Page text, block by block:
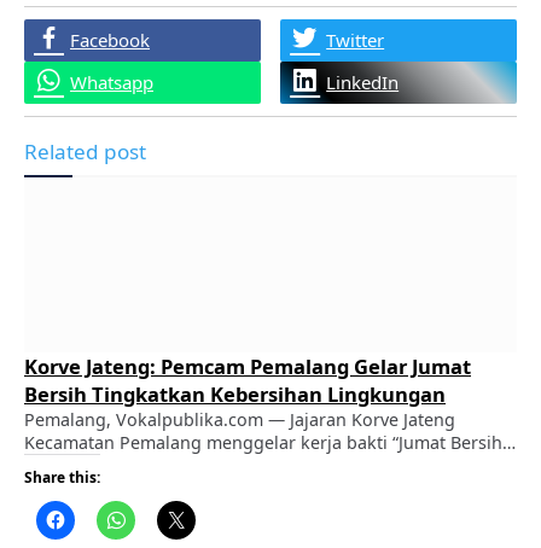
Facebook
Twitter
Whatsapp
LinkedIn
Related post
Korve Jateng: Pemcam Pemalang Gelar Jumat
Bersih Tingkatkan Kebersihan Lingkungan
Pemalang, Vokalpublika.com — Jajaran Korve Jateng
Kecamatan Pemalang menggelar kerja bakti “Jumat Bersih”
di wilayah Kecamatan Pemalang, Jumat (7/8/2026).
ADVERTISEMENT Kegiatan ini diselenggarakan untuk
menanamkan budaya hidup sehat serta merawat
kebersihan dan kerapian lingkungan setempat. ​Dalam aksi
Share this: